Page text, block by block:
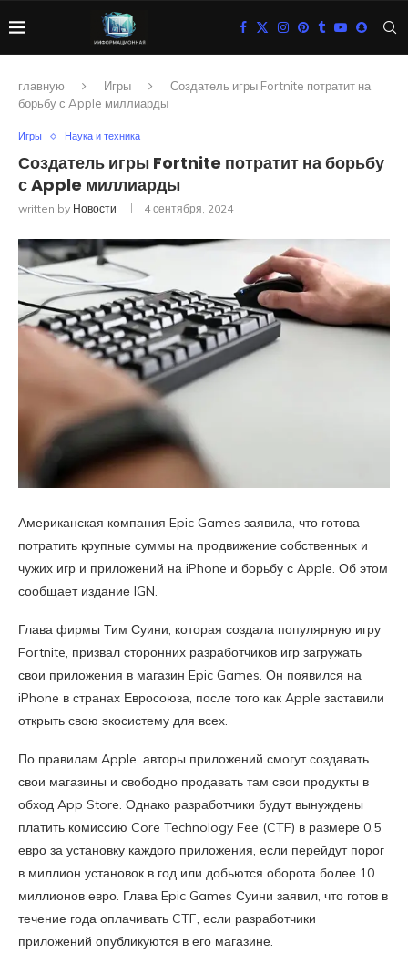
главную Игры
Создатель игры Fortnite потратит на
борьбу с Apple миллиарды
Игры Наука и техника
Создатель игры Fortnite потратит на борьбу
с Apple миллиарды
written by Новости 4 сентября, 2024
Американская компания Epic Games заявила, что готова
потратить крупные суммы на продвижение собственных и
чужих игр и приложений на iPhone и борьбу с Apple. Об этом
сообщает издание IGN.
Глава фирмы Тим Суини, которая создала популярную игру
Fortnite, призвал сторонних разработчиков игр загружать
свои приложения в магазин Epic Games. Он появился на
iPhone в странах Евросоюза, после того как Apple заставили
открыть свою экосистему для всех.
По правилам Apple, авторы приложений смогут создавать
свои магазины и свободно продавать там свои продукты в
обход App Store. Однако разработчики будут вынуждены
платить комиссию Core Technology Fee (CTF) в размере 0,5
евро за установку каждого приложения, если перейдут порог
в миллион установок в год или добьются оборота более 10
миллионов евро. Глава Epic Games Суини заявил, что готов в
течение года оплачивать CTF, если разработчики
приложений опубликуются в его магазине.